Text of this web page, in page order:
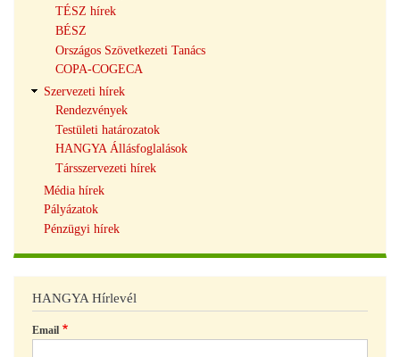
TÉSZ hírek
BÉSZ
Országos Szövetkezeti Tanács
COPA-COGECA
Szervezeti hírek
Rendezvények
Testületi határozatok
HANGYA Állásfoglalások
Társszervezeti hírek
Média hírek
Pályázatok
Pénzügyi hírek
HANGYA Hírlevél
Email